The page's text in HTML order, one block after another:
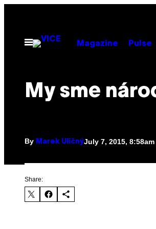
contentOpen
Menu
Magazine Pulse
My sme
By Marek UličnýJuly 7, 2015, 8:58am
Share: